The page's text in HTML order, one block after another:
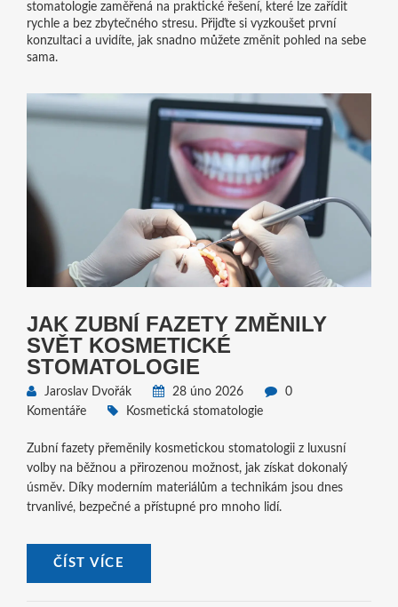
stomatologie zaměřená na praktické řešení, které lze zařídit
rychle a bez zbytečného stresu. Přijďte si vyzkoušet první
konzultaci a uvidíte, jak snadno můžete změnit pohled na sebe
sama.
JAK ZUBNÍ FAZETY ZMĚNILY
SVĚT KOSMETICKÉ
STOMATOLOGIE
Jaroslav Dvořák 28 úno 2026
0
Komentáře
Kosmetická stomatologie
Zubní fazety přeměnily kosmetickou stomatologii z luxusní
volby na běžnou a přirozenou možnost, jak získat dokonalý
úsměv. Díky moderním materiálům a technikám jsou dnes
trvanlivé, bezpečné a přístupné pro mnoho lidí.
ČÍST VÍCE